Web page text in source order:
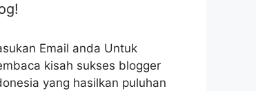
Email anda Untuk
kisah sukses blogger
yang hasilkan puluhan